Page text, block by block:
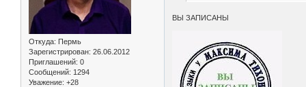
Откуда: Пермь
Зарегистрирован: 26.06.2012
Приглашений: 0
Сообщений: 1294
Уважение: +28
ВЫ ЗАПИСАНЫ